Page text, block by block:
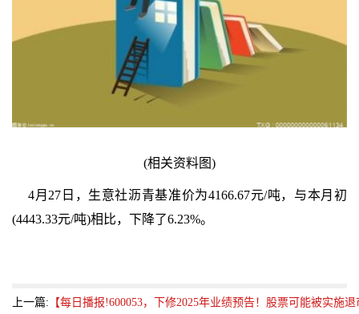
(相关资料图)
4月27日，生意社沥青基准价为4166.67元/吨，与本月初
(4443.33元/吨)相比，下降了6.23%。
上一篇: 【每日播报!600053，下修2025年业绩预告！股票可能被实施